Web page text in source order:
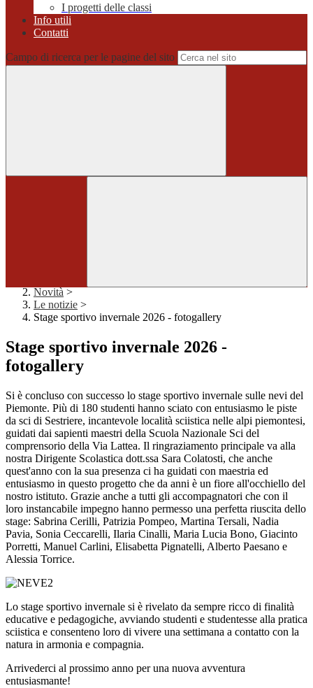
I progetti delle classi
Info utili
Contatti
Campo di ricerca per le pagine del sito
Novità >
Le notizie >
Stage sportivo invernale 2026 - fotogallery
Stage sportivo invernale 2026 -
fotogallery
Si è concluso con successo lo stage sportivo invernale sulle nevi del
Piemonte. Più di 180 studenti hanno sciato con entusiasmo le piste
da sci di Sestriere, incantevole località sciistica nelle alpi piemontesi,
guidati dai sapienti maestri della Scuola Nazionale Sci del
comprensorio della Via Lattea. Il ringraziamento principale va alla
nostra Dirigente Scolastica dott.ssa Sara Colatosti, che anche
quest'anno con la sua presenza ci ha guidati con maestria ed
entusiasmo in questo progetto che da anni è un fiore all'occhiello del
nostro istituto. Grazie anche a tutti gli accompagnatori che con il
loro instancabile impegno hanno permesso una perfetta riuscita dello
stage: Sabrina Cerilli, Patrizia Pompeo, Martina Tersali, Nadia
Pavia, Sonia Ceccarelli, Ilaria Cinalli, Maria Lucia Bono, Giacinto
Porretti, Manuel Carlini, Elisabetta Pignatelli, Alberto Paesano e
Alessia Torrice.
Lo stage sportivo invernale si è rivelato da sempre ricco di finalità
educative e pedagogiche, avviando studenti e studentesse alla pratica
sciistica e consenteno loro di vivere una settimana a contatto con la
natura in armonia e compagnia.
Arrivederci al prossimo anno per una nuova avventura
entusiasmante!